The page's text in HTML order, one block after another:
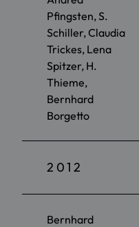
Pfingsten, S.
Schiller, Claudia
Trickes, Lena
Spitzer, H.
Thieme,
Bernhard
Borgetto
2012
Bernhard